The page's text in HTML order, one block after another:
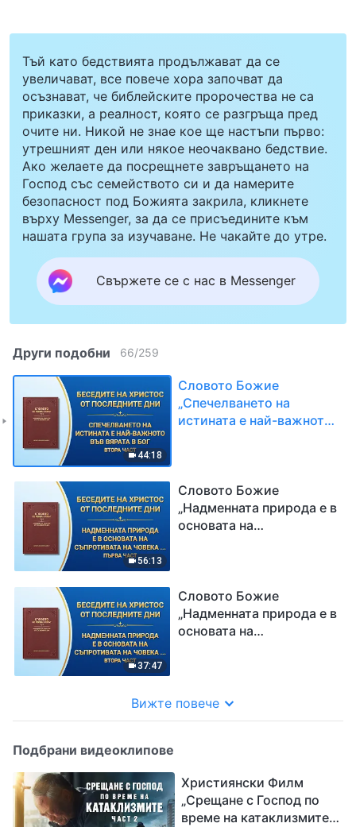
Тъй като бедствията продължават да се
увеличават, все повече хора започват да
осъзнават, че библейските пророчества не са
приказки, а реалност, която се разгръща пред
очите ни. Никой не знае кое ще настъпи първо:
утрешният ден или някое неочаквано бедствие.
Ако желаете да посрещнете завръщането на
Господ със семейството си и да намерите
безопасност под Божията закрила, кликнете
върху Messenger, за да се присъедините към
нашата група за изучаване. Не чакайте до утре.
Свържете се с нас в Messenger
Други подобни 66/259
44:18
Словото Божие
„Спечелването на
истината е най-важното
56:13
Словото Божие
„Надменната природа е в
основата на
37:47
Словото Божие
„Надменната природа е в
основата на
Вижте повече
Подбрани видеоклипове
Християнски Филм
„Срещане с Господ по
време на катаклизмите“